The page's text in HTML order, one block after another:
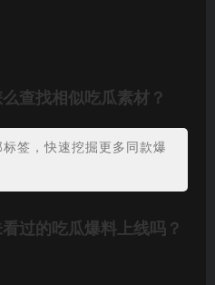
查找相似吃瓜素材？
签，快速挖掘更多同款爆
过的吃瓜爆料上线吗？